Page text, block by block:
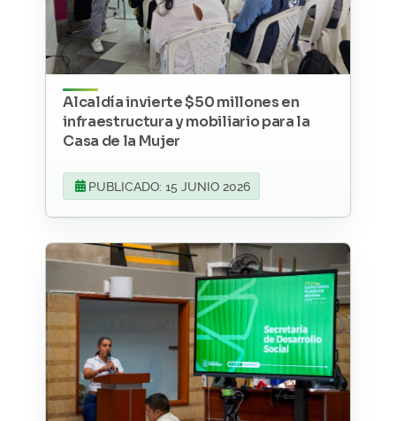
Alcaldía invierte $50 millones en
infraestructura y mobiliario para la
Casa de la Mujer
PUBLICADO: 15 JUNIO 2026